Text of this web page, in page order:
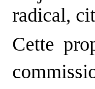
radical,
Cette